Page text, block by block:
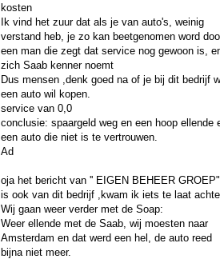
kosten
Ik vind het zuur dat als je van auto's, weinig
verstand heb, je zo kan beetgenomen word
een man die zegt dat service nog gewoon is,
zich Saab kenner noemt
Dus mensen ,denk goed na of je bij dit bedrijf
een auto wil kopen.
service van 0,0
conclusie: spaargeld weg en een hoop ellende
een auto die niet is te vertrouwen.
Ad
oja het bericht van '' EIGEN BEHEER
is ook van dit bedrijf ,kwam ik iets te laat
Wij gaan weer verder met de Soap:
Weer ellende met de Saab, wij moesten naar
Amsterdam en dat werd een hel, de auto reed
bijna niet meer.